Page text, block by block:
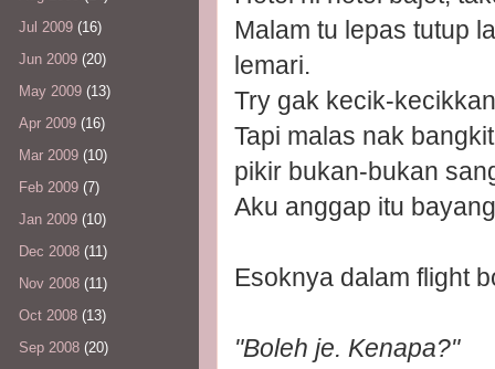
Malam tu lepas tutup
lemari.
Try gak kecik-
Tapi malas nak
pikir bukan-bukan
Aku anggap itu
Esoknya dalam flight
"Boleh je. Kenapa?"
Jul 2009 (16)
Jun 2009 (20)
May 2009 (13)
Apr 2009 (16)
Mar 2009 (10)
Feb 2009 (7)
Jan 2009 (10)
Dec 2008 (11)
Nov 2008 (11)
Oct 2008 (13)
Sep 2008 (20)